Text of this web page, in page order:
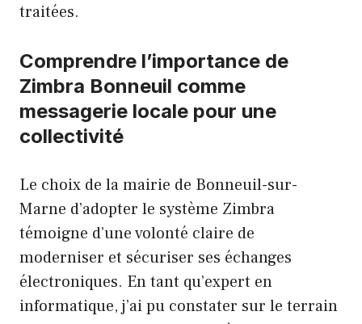
traitées.
Comprendre l’importance de
Zimbra Bonneuil comme
messagerie locale pour une
collectivité
Le choix de la mairie de Bonneuil-sur-
Marne d’adopter le système Zimbra
témoigne d’une volonté claire de
moderniser et sécuriser ses échanges
électroniques. En tant qu’expert en
informatique, j’ai pu constater sur le terrain